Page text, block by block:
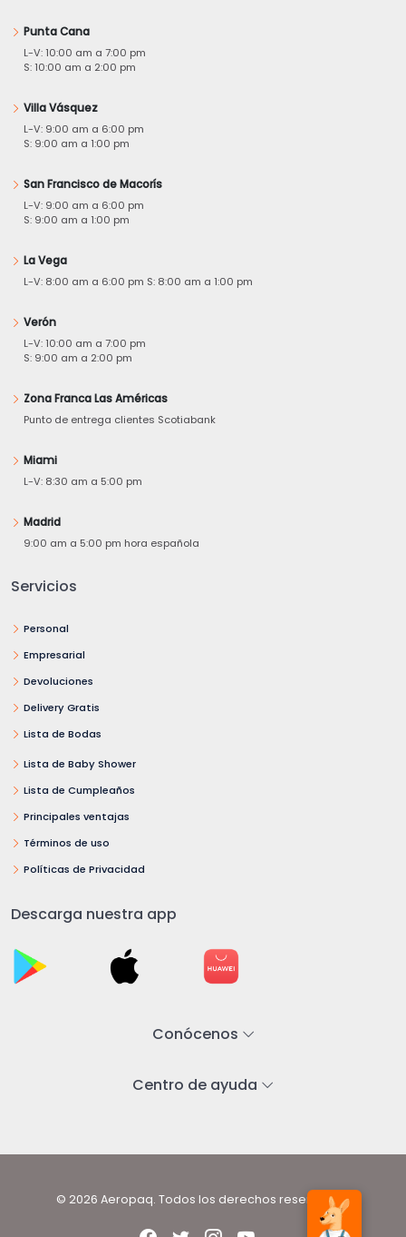
Punta Cana
L-V: 10:00 am a 7:00 pm
S: 10:00 am a 2:00 pm
Villa Vásquez
L-V: 9:00 am a 6:00 pm
S: 9:00 am a 1:00 pm
San Francisco de Macorís
L-V: 9:00 am a 6:00 pm
S: 9:00 am a 1:00 pm
La Vega
L-V: 8:00 am a 6:00 pm S: 8:00 am a 1:00 pm
Verón
L-V: 10:00 am a 7:00 pm
S: 9:00 am a 2:00 pm
Zona Franca Las Américas
Punto de entrega clientes Scotiabank
Miami
L-V: 8:30 am a 5:00 pm
Madrid
9:00 am a 5:00 pm hora española
Servicios
Personal
Empresarial
Devoluciones
Delivery Gratis
Lista de Bodas
Lista de Baby Shower
Lista de Cumpleaños
Principales ventajas
Términos de uso
Políticas de Privacidad
Descarga nuestra app
Conócenos
Centro de ayuda
© 2026 Aeropaq. Todos los derechos reservados.